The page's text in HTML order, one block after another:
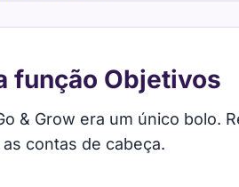
função Objetivos
& Grow era um único bolo.
contas de cabeça.